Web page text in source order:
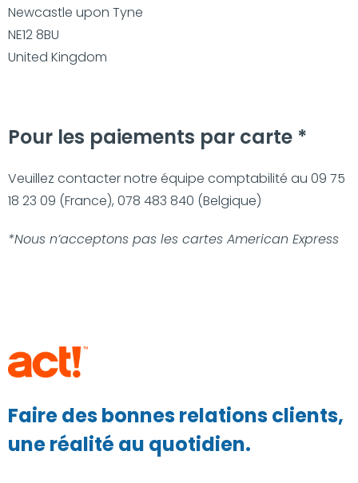
Newcastle upon Tyne
NE12 8BU
United Kingdom
Pour les paiements par carte *
Veuillez contacter notre équipe comptabilité au 09 75
18 23 09 (France), 078 483 840 (Belgique)
*Nous n’acceptons pas les cartes American Express
Faire des bonnes relations clients,
une réalité au quotidien.